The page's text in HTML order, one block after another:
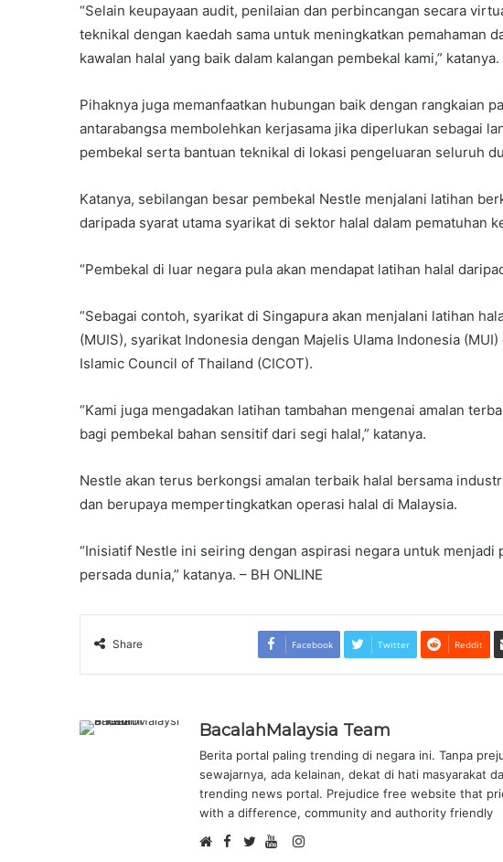
“Selain keupayaan audit, penilaian dan perbincangan secara
teknikal dengan kaedah sama untuk meningkatkan pemahaman
kawalan halal yang baik dalam kalangan pembekal kami,” katanya.
Pihaknya juga memanfaatkan hubungan baik dengan rangkaian
antarabangsa membolehkan kerjasama jika diperlukan sebagai
pembekal serta bantuan teknikal di lokasi pengeluaran seluruh
Katanya, sebilangan besar pembekal Nestle menjalani latihan
daripada syarat utama syarikat di sektor halal dalam pematuhan
“Pembekal di luar negara pula akan mendapat latihan halal
“Sebagai contoh, syarikat di Singapura akan menjalani latihan
(MUIS), syarikat Indonesia dengan Majelis Ulama Indonesia
Islamic Council of Thailand (CICOT).
“Kami juga mengadakan latihan tambahan mengenai amalan
bagi pembekal bahan sensitif dari segi halal,” katanya.
Nestle akan terus berkongsi amalan terbaik halal bersama
dan berupaya mempertingkatkan operasi halal di Malaysia.
“Inisiatif Nestle ini seiring dengan aspirasi negara untuk menjadi
persada dunia,” katanya. – BH ONLINE
Share Facebook Twitter Reddit
BacalahMalaysia Team
Berita portal paling trending di negara ini. Tanpa
sewajarnya, ada kelainan, dekat di hati masyarakat
trending news portal. Prejudice free website that
with a difference, community and authority friendly
F
I